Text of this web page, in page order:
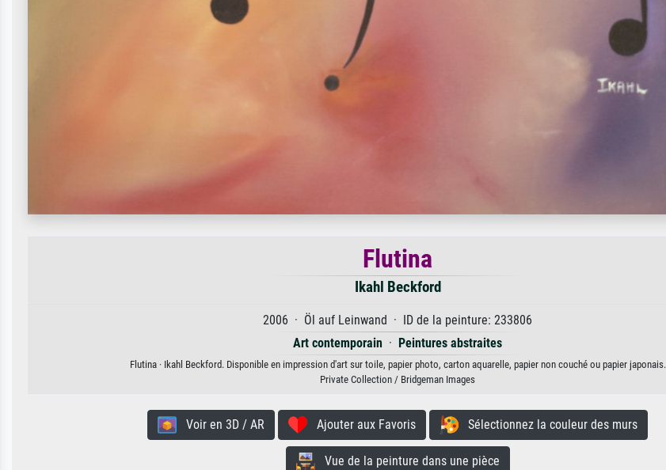
Flutina
Ikahl Beckford
2006 · Öl auf Leinwand · ID de la peinture: 233806
Art contemporain · Peintures abstraites
Flutina · Ikahl Beckford. Disponible en impression d'art sur toile, papier photo, carton aquarelle, papier non couché ou papier japonais.
Private Collection / Bridgeman Images
Voir en 3D / AR Ajouter aux Favoris Sélectionnez la couleur des murs
Vue de la peinture dans une pièce